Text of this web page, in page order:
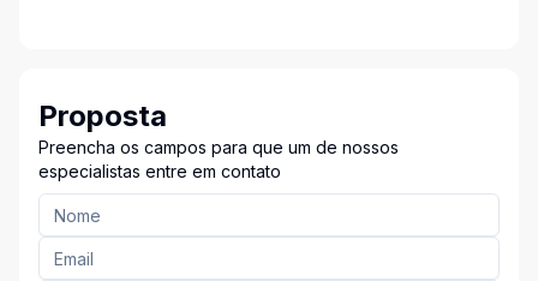
Proposta
Preencha os campos para que um de nossos
especialistas entre em contato